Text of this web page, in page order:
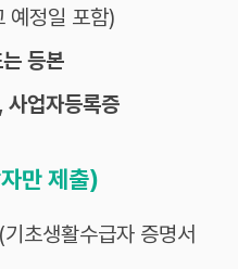
예정일 포함)
등본
사업자등록증
만 제출)
초생활수급자 증명서